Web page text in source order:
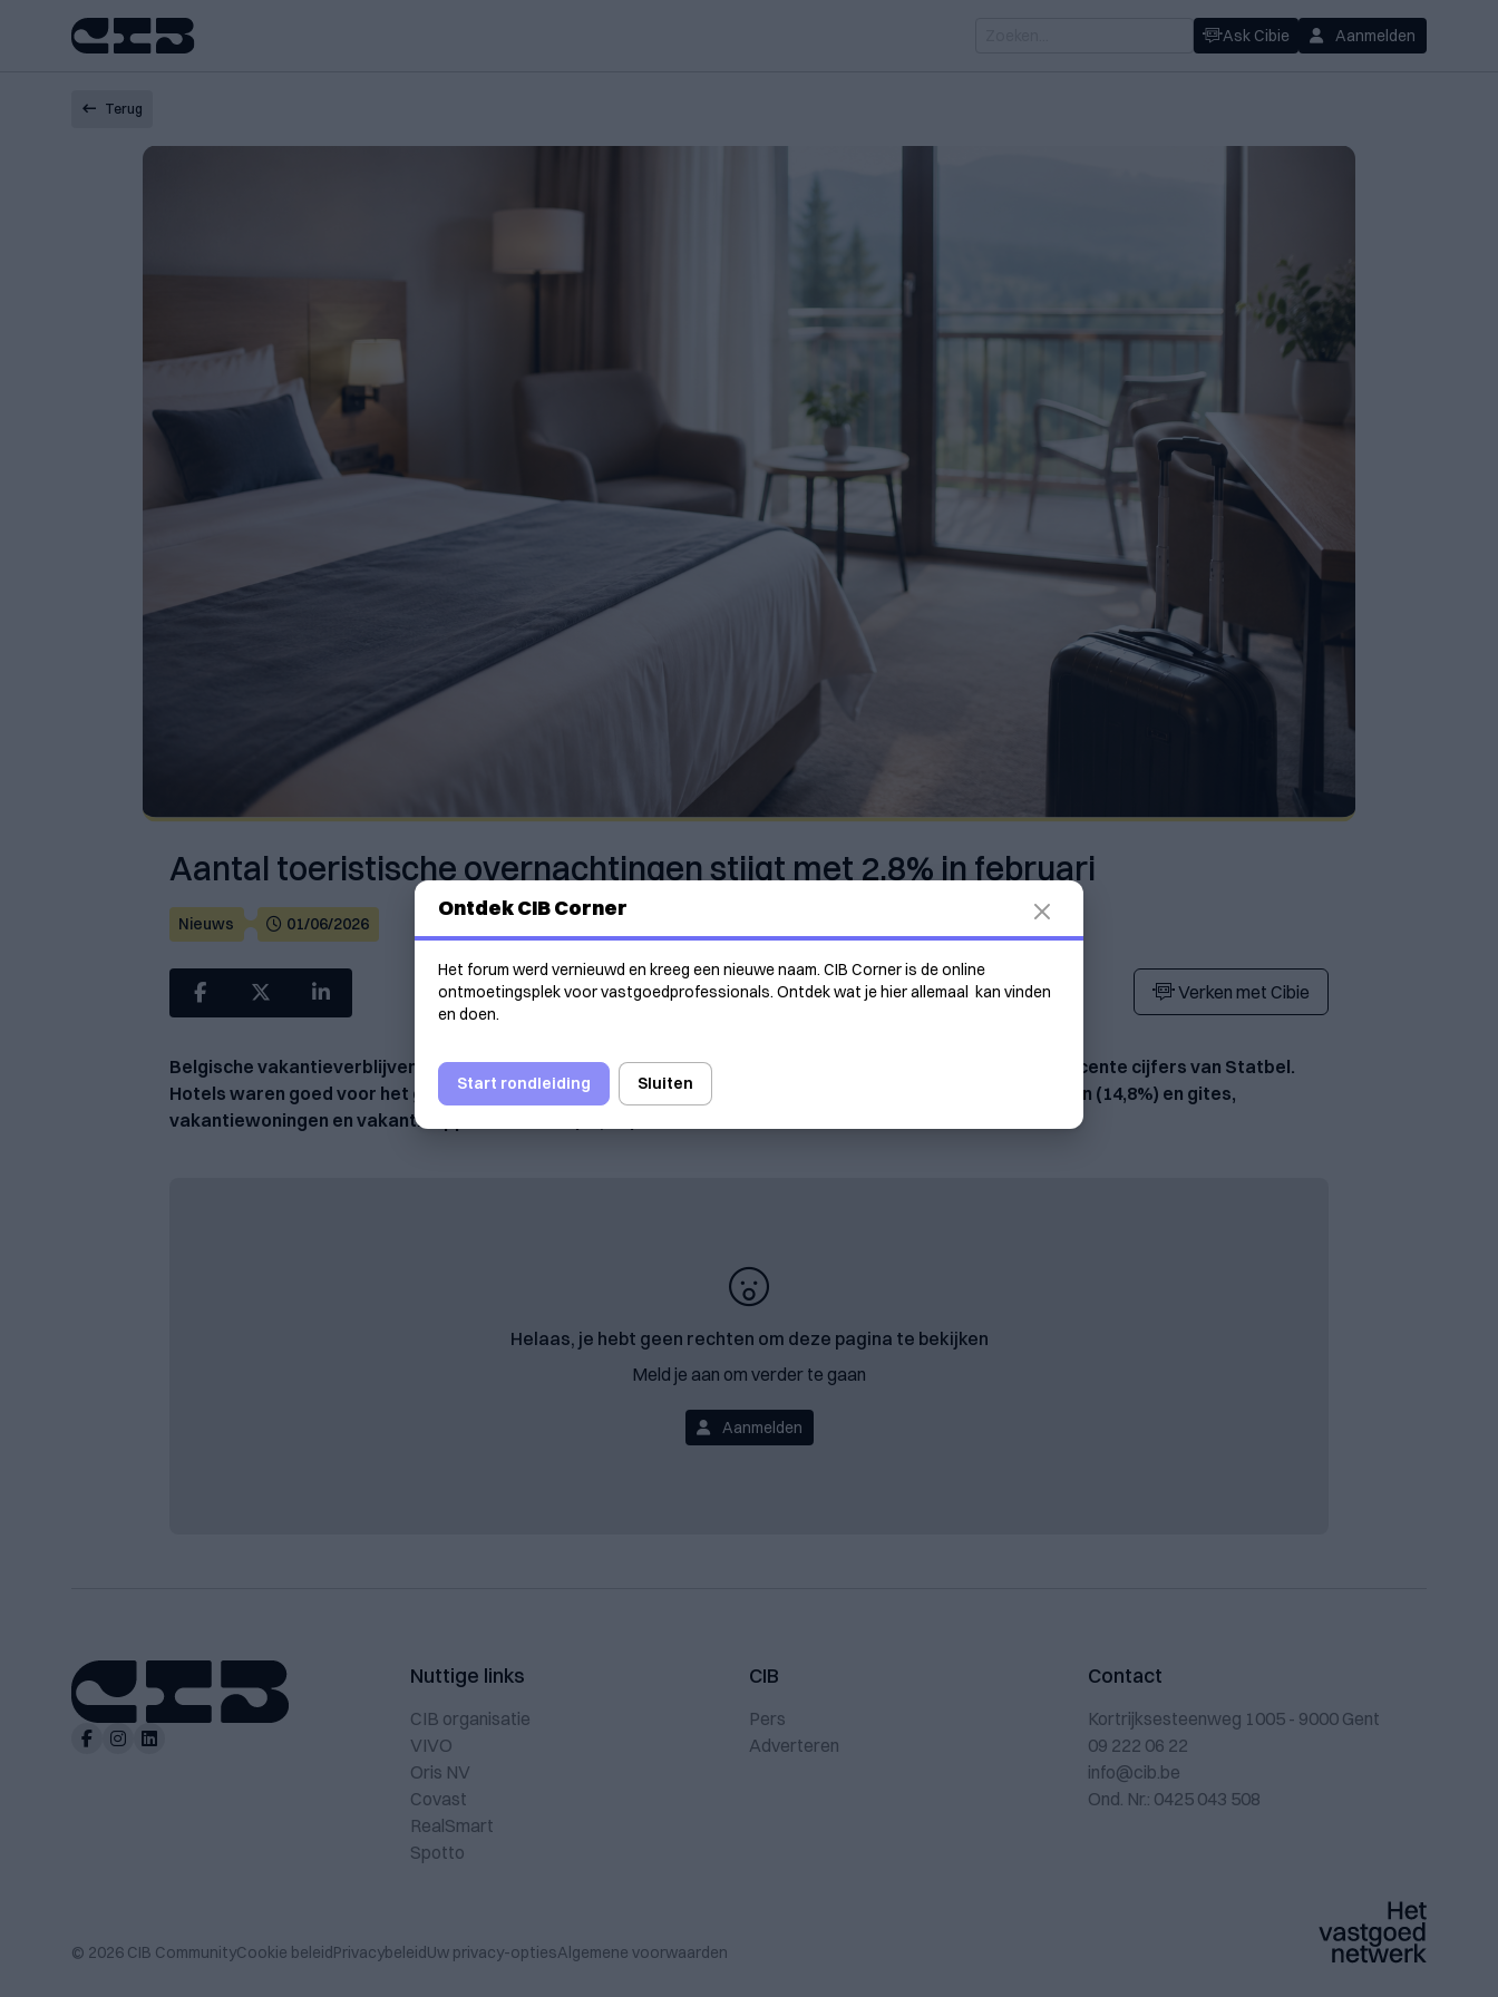
Ask Cibie Aanmelden
Terug
Aantal toeristische overnachtingen stijgt met 2,8% in februari
Nieuws 01/06/2026
Verken met Cibie
Belgische vakantieverblijven noteerden in februari 2026 in totaal 2.465.370 overnachtingen. Dat blijkt uit recente cijfers van Statbel.
Hotels waren goed voor het grootste aandeel van de overnachtingen (52,8%), gevolgd door vakantieparken (14,8%) en gites,
vakantiewoningen en vakantieappartementen (13,3%).
Helaas, je hebt geen rechten om deze pagina te bekijken
Meld je aan om verder te gaan
Aanmelden
Nuttige links
CIB organisatie
VIVO
Oris NV
Covast
RealSmart
Spotto
CIB
Pers
Adverteren
Contact
Kortrijksesteenweg 1005 - 9000 Gent
09 222 06 22
info@cib.be
Ond. Nr.: 0425 043 508
© 2026 CIB CommunityCookie beleidPrivacybeleidUw privacy-optiesAlgemene voorwaarden
Ontdek CIB Corner
Het forum werd vernieuwd en kreeg een nieuwe naam. CIB Corner is de online
ontmoetingsplek voor vastgoedprofessionals. Ontdek wat je hier allemaal kan vinden
en doen.
Start rondleiding Sluiten